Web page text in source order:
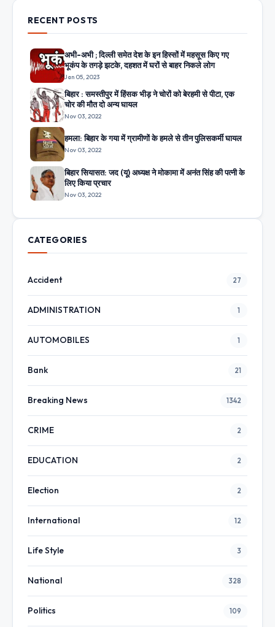
RECENT POSTS
अभी-अभी ; दिल्ली समेत देश के इन हिस्सों में महसूस किए गए
भूकंप के तगड़े झटके, दहशत में घरों से बाहर निकले लोग
Jan 05, 2023
बिहार : समस्तीपुर में हिंसक भीड़ ने चोरों को बेरहमी से पीटा, एक
चोर की मौत दो अन्य घायल
Nov 03, 2022
हमला: बिहार के गया में ग्रामीणों के हमले से तीन पुलिसकर्मी घायल
Nov 03, 2022
बिहार सियासत: जद (यू) अध्यक्ष ने मोकामा में अनंत सिंह की पत्नी के
लिए किया प्रचार
Nov 03, 2022
CATEGORIES
Accident 27
ADMINISTRATION 1
AUTOMOBILES 1
Bank 21
Breaking News 1342
CRIME 2
EDUCATION 2
Election 2
International 12
Life Style 3
National 328
Politics 109